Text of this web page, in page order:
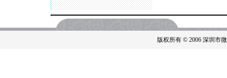
版权所有 © 2006 深圳市